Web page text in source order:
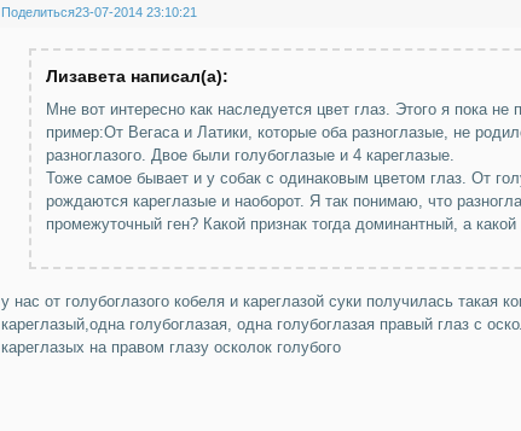
Поделиться23-07-2014 23:10:21
Лизавета написал(а):
Мне вот интересно как наследуется цвет глаз. Этого я пока не
пример:От Вегаса и Латики, которые оба разноглазые, не
разноглазого. Двое были голубоглазые и 4 кареглазые.
Тоже самое бывает и у собак с одинаковым цветом глаз. От
рождаются кареглазые и наоборот. Я так понимаю, что
промежуточный ген? Какой признак тогда доминантный, а
у нас от голубоглазого кобеля и кареглазой суки получилась такая
кареглазый,одна голубоглазая, одна голубоглазая правый глаз с
кареглазых на правом глазу осколок голубого